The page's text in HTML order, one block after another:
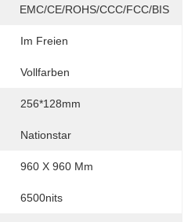
EMC/CE/ROHS/CCC/FCC/BIS
Im Freien
Vollfarben
256*128mm
Nationstar
960 X 960 Mm
6500nits